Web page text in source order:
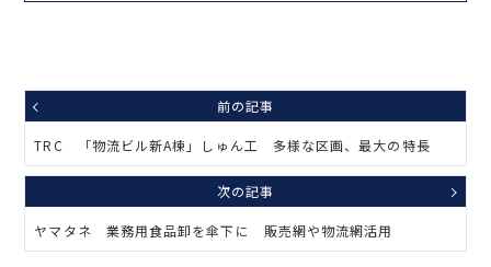
前の記事
TRC 「物流ビル新A棟」しゅん工 多様な区画、最大の特長
次の記事
ヤマタネ 業務用食品卸を傘下に 販売網や物流網活用